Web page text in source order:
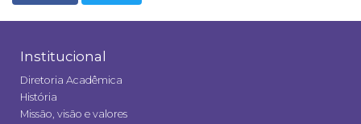
Institucional
Diretoria Acadêmica
História
Missão, visão e valores